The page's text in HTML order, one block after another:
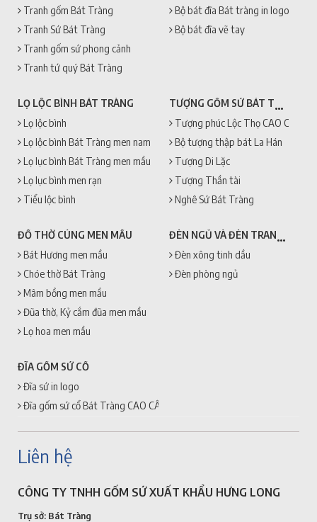
Tranh gốm Bát Tràng
Tranh Sứ Bát Tràng
Tranh gốm sứ phong cảnh
Tranh tứ quý Bát Tràng
Bộ bát đĩa Bát tràng in logo
Bộ bát đĩa vẽ tay
LỌ LỘC BÌNH BÁT TRÀNG
Lọ lộc bình
Lọ lộc bình Bát Tràng men nam
Lọ lục bình Bát Tràng men mầu
Lọ lục bình men rạn
Tiểu lộc bình
TƯỢNG GỐM SỨ BÁT TRÀNG
Tượng phúc Lộc Thọ CAO CẤP +
Bộ tượng thập bát La Hán
Tượng Di Lặc
Tượng Thần tài
Nghê Sứ Bát Tràng
ĐỒ THỜ CÚNG MEN MẦU
Bát Hương men mầu
Chóe thờ Bát Tràng
Mâm bồng men mầu
Đũa thờ, Kỷ cắm đũa men mầu
Lọ hoa men mầu
ĐÈN NGỦ VÀ ĐÈN TRANG TRÍ
Đèn xông tinh dầu
Đèn phòng ngủ
ĐĨA GỐM SỨ CỔ
Đĩa sứ in logo
Đĩa gốm sứ cổ Bát Tràng CAO CẤP + GIÁ RẺ
Liên hệ
CÔNG TY TNHH GỐM SỨ XUẤT KHẨU HƯNG LONG
Trụ sở: Bát Tràng